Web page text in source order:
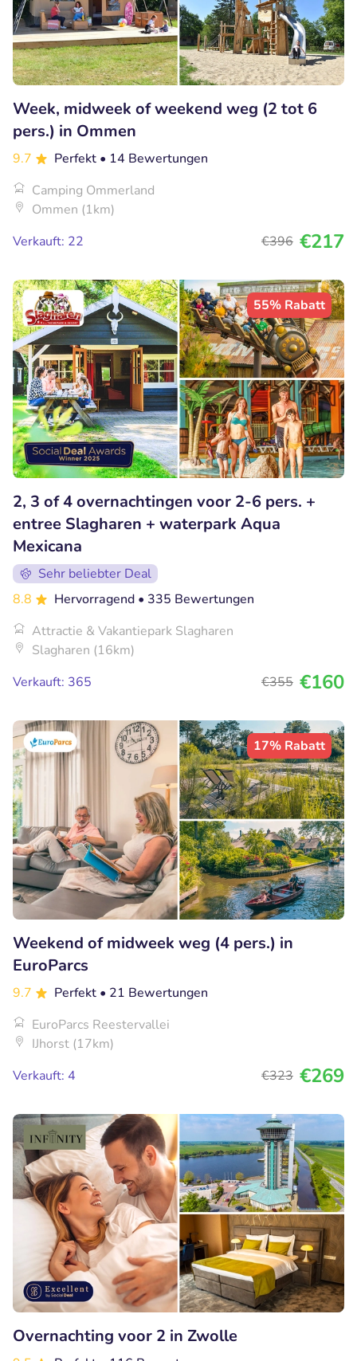
Week, midweek of weekend weg (2 tot 6
pers.) in Ommen
9.7 Perfekt • 14 Bewertungen
Camping Ommerland
Ommen (1km)
Verkauft: 22
€396 €217
55% Rabatt
2, 3 of 4 overnachtingen voor 2-6 pers. +
entree Slagharen + waterpark Aqua
Mexicana
Sehr beliebter Deal
8.8
Hervorragend • 335 Bewertungen
Attractie & Vakantiepark Slagharen
Slagharen (16km)
Verkauft: 365
€355 €160
17% Rabatt
Weekend of midweek weg (4 pers.) in
EuroParcs
9.7 Perfekt • 21 Bewertungen
EuroParcs Reestervallei
IJhorst (17km)
Verkauft: 4
€323 €269
Overnachting voor 2 in Zwolle